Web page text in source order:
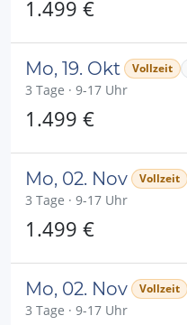
1.499 €
Mo, 19. Okt Vollzeit
3 Tage · 9-17 Uhr
1.499 €
Mo, 02. Nov Vollzeit
3 Tage · 9-17 Uhr
1.499 €
Mo, 02. Nov Vollzeit
3 Tage · 9-17 Uhr